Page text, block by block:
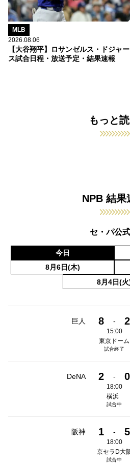
MLB
2026.08.06
【大谷翔平】ロサンゼルス・ドジャー
ス試合日程・放送予定・結果速報
もっと
NPB 結果
セ・パ公
今日
8月6日(木)
8月4日(火
巨人 8 - 2
15:00
東京ドーム
試合終了
DeNA 2 - 0
18:00
横浜
試合中
阪神 1 - 5
18:00
京セラD大
試合中